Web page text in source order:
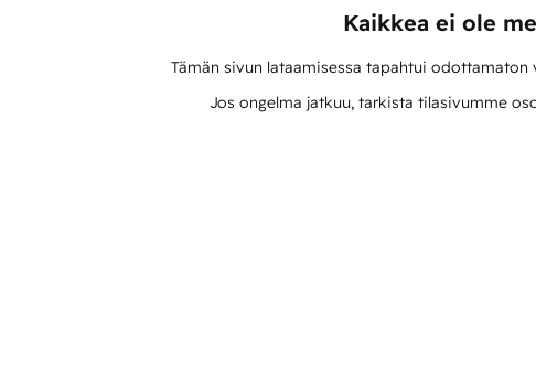
Kaikkea ei ole
Tämän sivun lataamisessa tapahtui odottamaton
Jos ongelma jatkuu, tarkista tilasivumme